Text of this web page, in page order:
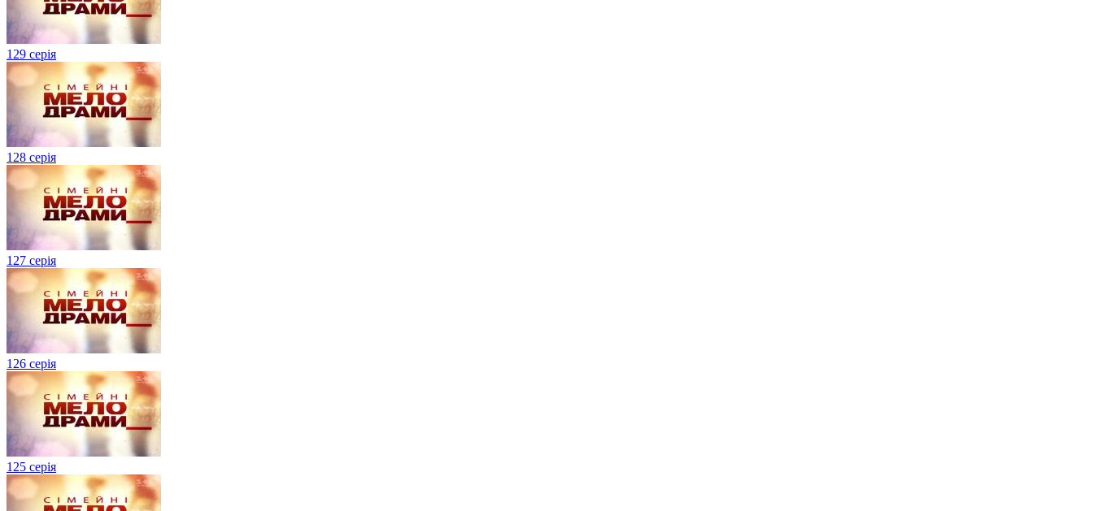
129 серія
128 серія
127 серія
126 серія
125 серія